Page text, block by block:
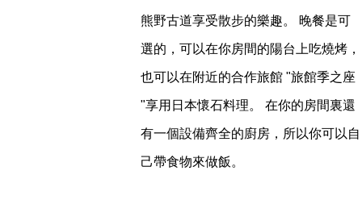
熊野古道享受散步的樂趣。 晚餐是可
選的，可以在你房間的陽台上吃燒烤，
也可以在附近的合作旅館 "旅館季之座
"享用日本懷石料理。 在你的房間裏還
有一個設備齊全的廚房，所以你可以自
己帶食物來做飯。